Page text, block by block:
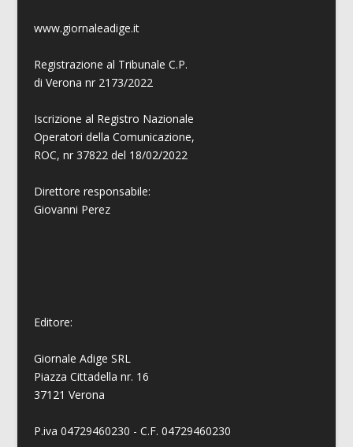
www.giornaleadige.it
Registrazione al Tribunale C.P.
di Verona nr 2173/2022
Iscrizione al Registro Nazionale
Operatori della Comunicazione,
ROC, nr 37822 del 18/02/2022
Direttore responsabile:
Giovanni Perez
Editore:
Giornale Adige SRL
Piazza Cittadella nr. 16
37121 Verona
P.iva 04729460230 - C.F. 04729460230